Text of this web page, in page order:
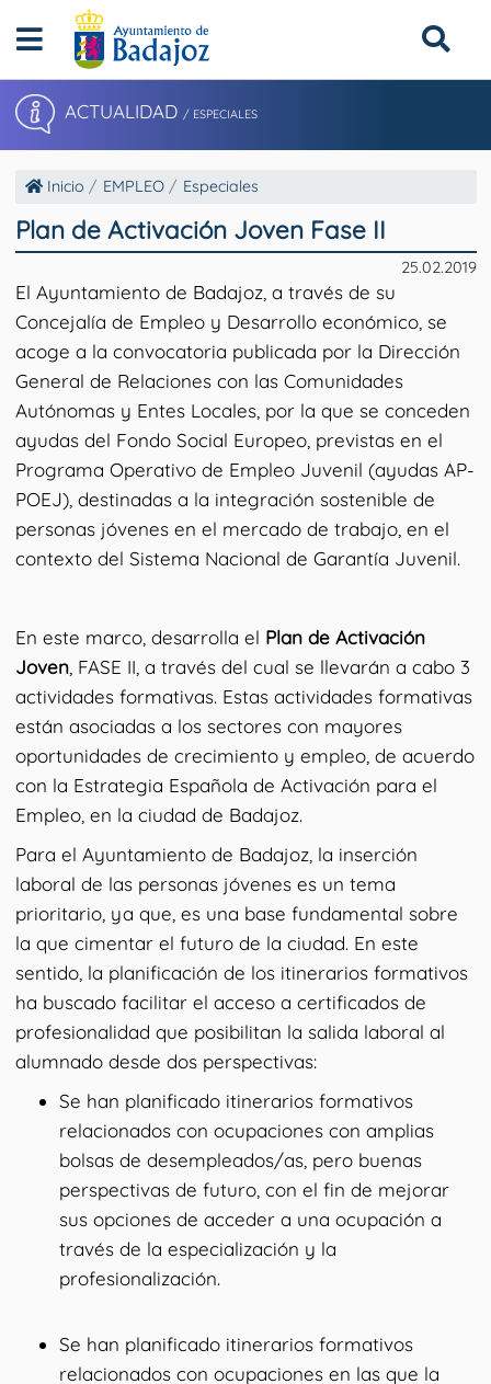
ACTUALIDAD / ESPECIALES
Inicio EMPLEO Especiales
Plan de Activación Joven Fase II
25.02.2019
El Ayuntamiento de Badajoz, a través de su
Concejalía de Empleo y Desarrollo económico, se
acoge a la convocatoria publicada por la Dirección
General de Relaciones con las Comunidades
Autónomas y Entes Locales, por la que se conceden
ayudas del Fondo Social Europeo, previstas en el
Programa Operativo de Empleo Juvenil (ayudas AP-
POEJ), destinadas a la integración sostenible de
personas jóvenes en el mercado de trabajo, en el
contexto del Sistema Nacional de Garantía Juvenil.
En este marco, desarrolla el Plan de Activación
Joven, FASE II, a través del cual se llevarán a cabo 3
actividades formativas. Estas actividades formativas
están asociadas a los sectores con mayores
oportunidades de crecimiento y empleo, de acuerdo
con la Estrategia Española de Activación para el
Empleo, en la ciudad de Badajoz.
Para el Ayuntamiento de Badajoz, la inserción
laboral de las personas jóvenes es un tema
prioritario, ya que, es una base fundamental sobre
la que cimentar el futuro de la ciudad. En este
sentido, la planificación de los itinerarios formativos
ha buscado facilitar el acceso a certificados de
profesionalidad que posibilitan la salida laboral al
alumnado desde dos perspectivas:
Se han planificado itinerarios formativos
relacionados con ocupaciones con amplias
bolsas de desempleados/as, pero buenas
perspectivas de futuro, con el fin de mejorar
sus opciones de acceder a una ocupación a
través de la especialización y la
profesionalización.
Se han planificado itinerarios formativos
relacionados con ocupaciones en las que la